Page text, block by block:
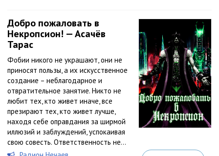
Добро пожаловать в
Некропсион! — Асачёв
Тарас
Фобии никого не украшают, они не
приносят пользы, а их искусственное
создание – неблагодарное и
отвратительное занятие. Никто не
любит тех, кто живет иначе, все
презирают тех, кто живет лучше,
находя себе оправдания за ширмой
иллюзий и заблуждений, успокаивая
свою совесть. Ответственность не...